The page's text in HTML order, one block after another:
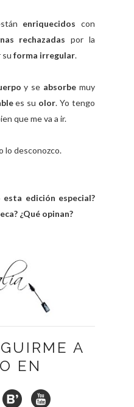
enriquecidos con
rechazadas por la
su forma irregular.
y se absorbe muy
es su olor. Yo tengo
que me va a ir.
lo desconozco.
edición especial?
¿Qué opinan?
A
EN